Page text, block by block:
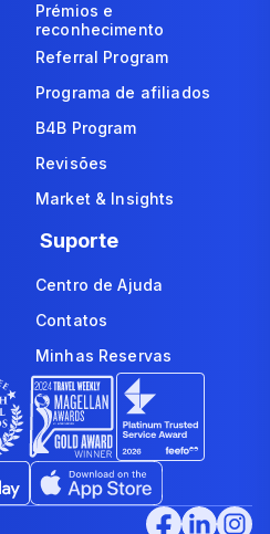
Prémios e
reconhecimento
Referral Program
Programa de afiliados
B4B Program
Revisões
Market & Insights
Suporte
Centro de Ajuda
Contatos
Minhas Reservas